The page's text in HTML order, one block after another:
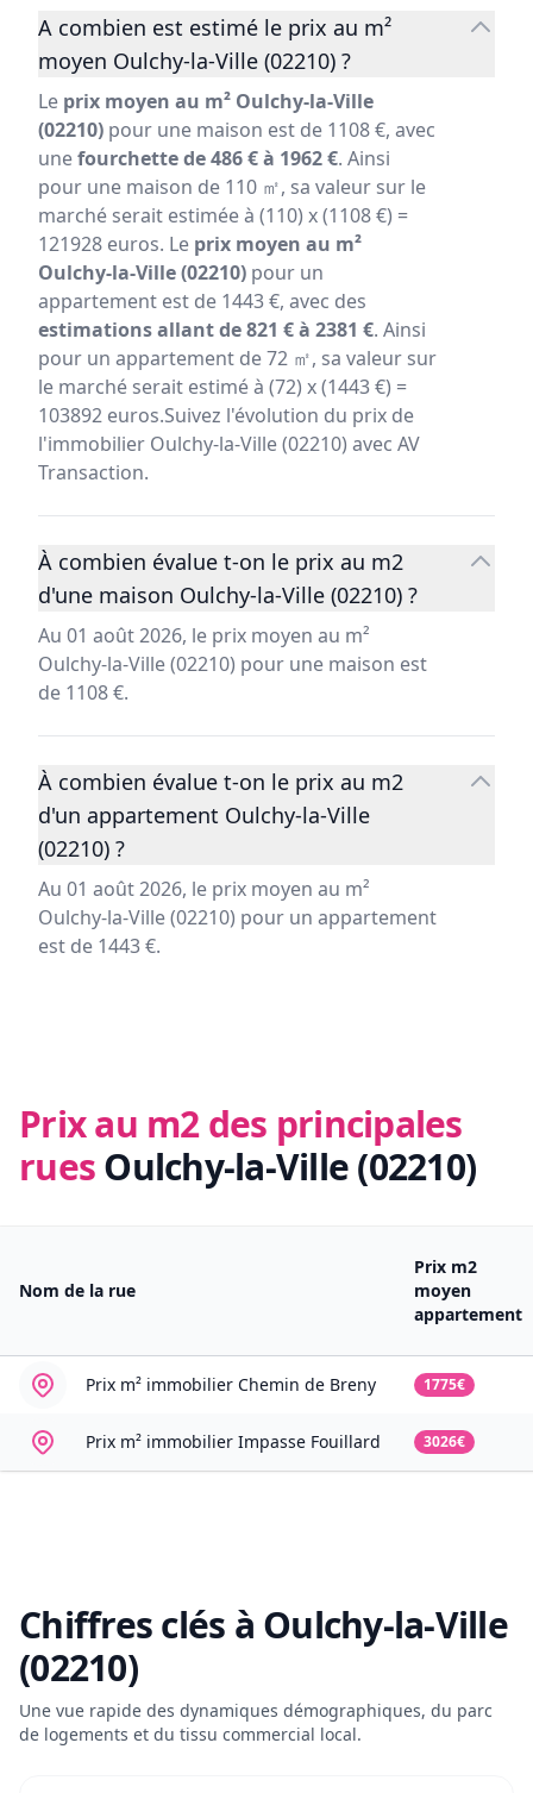
A combien est estimé le prix au m²
moyen Oulchy-la-Ville (02210) ?
Le prix moyen au m² Oulchy-la-Ville
(02210) pour une maison est de 1108 €, avec
unefourchette de 486 € à 1962 €. Ainsi
pour une maison de 110 ㎡, sa valeur sur le
marché serait estimée à (110) x (1108 €) =
121928 euros. Le prix moyen au m²
Oulchy-la-Ville (02210) pour un
appartement est de 1443 €, avec des
estimations allant de 821 € à 2381 €. Ainsi
pour un appartement de 72 ㎡, sa valeur sur
le marché serait estimé à (72) x (1443 €) =
103892 euros.Suivez l'évolution du prix de
l'immobilier Oulchy-la-Ville (02210) avec AV
Transaction.
À combien évalue t-on le prix au m2
d'une maison Oulchy-la-Ville (02210) ?
Au 01 août 2026, le prix moyen au m²
Oulchy-la-Ville (02210) pour une maison est
de 1108 €.
À combien évalue t-on le prix au m2
d'un appartement Oulchy-la-Ville
(02210) ?
Au 01 août 2026, le prix moyen au m²
Oulchy-la-Ville (02210) pour un appartement
est de 1443 €.
Prix au m2 des principales
ruesOulchy-la-Ville (02210)
Nom de la rue
Prix m2
moyen
appartement
Prix m² immobilier Chemin de Breny 1775€
Prix m² immobilier Impasse Fouillard 3026€
Chiffres clés à Oulchy-la-Ville
(02210)
Une vue rapide des dynamiques démographiques, du parc
de logements et du tissu commercial local.